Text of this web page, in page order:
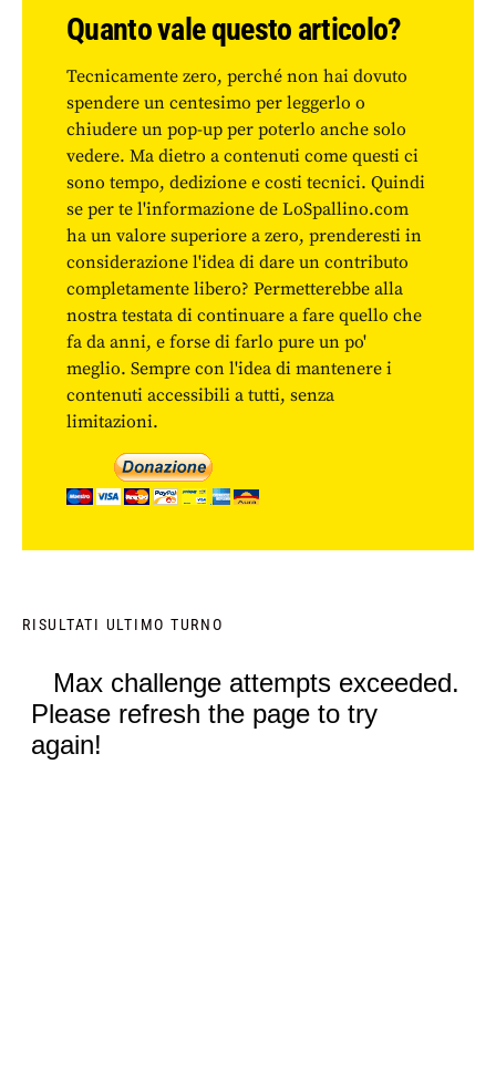
Quanto vale questo articolo?
Tecnicamente zero, perché non hai dovuto
spendere un centesimo per leggerlo o
chiudere un pop-up per poterlo anche solo
vedere. Ma dietro a contenuti come questi ci
sono tempo, dedizione e costi tecnici. Quindi
se per te l'informazione de LoSpallino.com
ha un valore superiore a zero, prenderesti in
considerazione l'idea di dare un contributo
completamente libero? Permetterebbe alla
nostra testata di continuare a fare quello che
fa da anni, e forse di farlo pure un po'
meglio. Sempre con l'idea di mantenere i
contenuti accessibili a tutti, senza
limitazioni.
RISULTATI ULTIMO TURNO